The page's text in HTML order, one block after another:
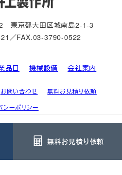
東京都大田区城南島2-1-3
／FAX.03-3790-0522
品目 機械設備 会社案内
お問い合わせ
無料お見積り依頼
シーポリシー
無料お見積り依頼